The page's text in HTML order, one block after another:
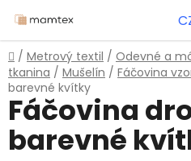
na
obsah
Domov
/ Metrový textil / Odevné a
tkanina / Mušelín / Fáčovina
barevné kvítky
Fáčovina
barevné